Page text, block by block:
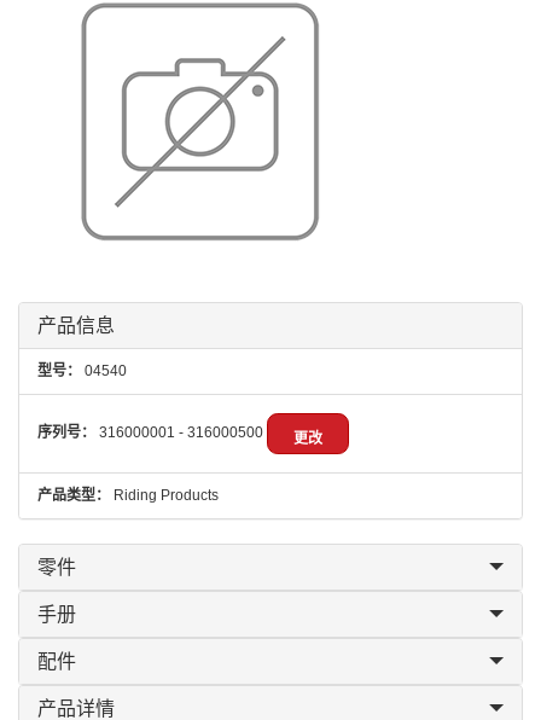
产品信息
型号： 04540
序列号： 316000001 - 316000500 更改
产品类型： Riding Products
零件
手册
配件
产品详情